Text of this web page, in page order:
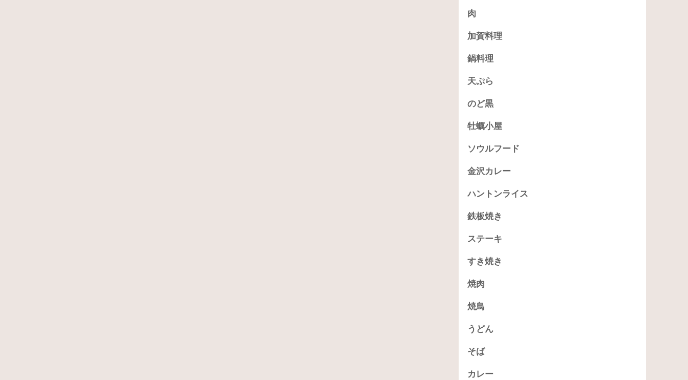
肉
加賀料理
鍋料理
天ぷら
のど黒
牡蠣小屋
ソウルフード
金沢カレー
ハントンライス
鉄板焼き
ステーキ
すき焼き
焼肉
焼鳥
うどん
そば
カレー